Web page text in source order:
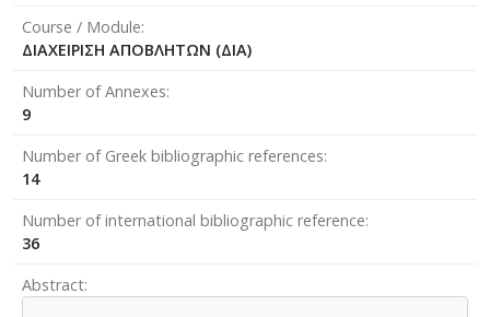
Course / Module
ΔΙΑΧΕΙΡΙΣΗ ΑΠΟΒΛΗΤΩΝ (ΔΙΑ)
Number of Annexes
9
Number of Greek bibliographic references
14
Number of international bibliographic reference
36
Abstract